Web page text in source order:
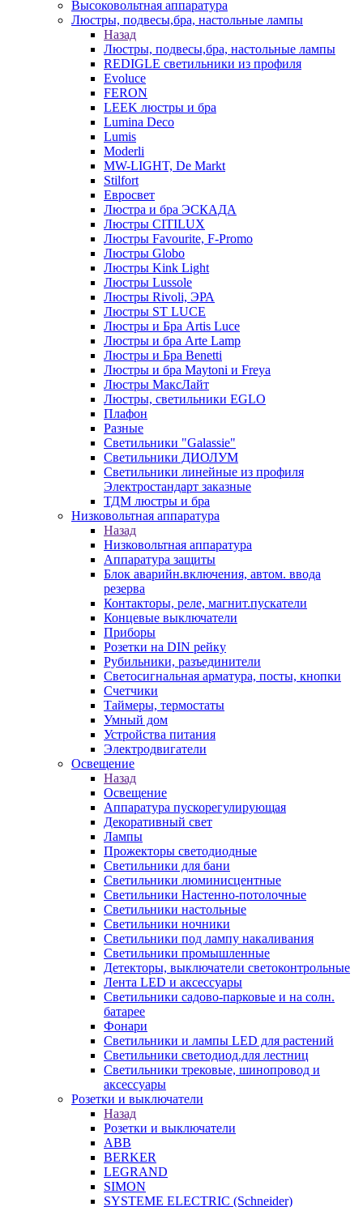
Высоковольтная аппаратура
Люстры, подвесы,бра, настольные лампы
Назад
Люстры, подвесы,бра, настольные лампы
REDIGLE светильники из профиля
Evoluce
FERON
LEEK люстры и бра
Lumina Deco
Lumis
Moderli
MW-LIGHT, De Markt
Stilfort
Евросвет
Люстра и бра ЭСКАДА
Люстры CITILUX
Люстры Favourite, F-Promo
Люстры Globo
Люстры Kink Light
Люстры Lussole
Люстры Rivoli, ЭРА
Люстры ST LUCE
Люстры и Бра Artis Luce
Люстры и бра Arte Lamp
Люстры и Бра Benetti
Люстры и бра Maytoni и Freya
Люстры МаксЛайт
Люстры, светильники EGLO
Плафон
Разные
Светильники "Galassie"
Светильники ДИОЛУМ
Светильники линейные из профиля
Электростандарт заказные
ТДМ люстры и бра
Низковольтная аппаратура
Назад
Низковольтная аппаратура
Аппаратура защиты
Блок аварийн.включения, автом. ввода
резерва
Контакторы, реле, магнит.пускатели
Концевые выключатели
Приборы
Розетки на DIN рейку
Рубильники, разъединители
Светосигнальная арматура, посты, кнопки
Счетчики
Таймеры, термостаты
Умный дом
Устройства питания
Электродвигатели
Освещение
Назад
Освещение
Аппаратура пускорегулирующая
Декоративный свет
Лампы
Прожекторы светодиодные
Светильники для бани
Светильники люминисцентные
Светильники Настенно-потолочные
Светильники настольные
Светильники ночники
Светильники под лампу накаливания
Светильники промышленные
Детекторы, выключатели светоконтрольные
Лента LED и аксессуары
Светильники садово-парковые и на солн.
батарее
Фонари
Светильники и лампы LED для растений
Светильники светодиод.для лестниц
Светильники трековые, шинопровод и
аксессуары
Розетки и выключатели
Назад
Розетки и выключатели
ABB
BERKER
LEGRAND
SIMON
SYSTEME ELECTRIC (Schneider)